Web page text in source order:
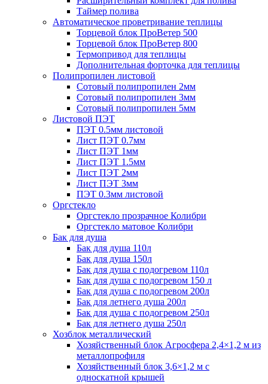
Таймер полива
Автоматическое проветривание теплицы
Торцевой блок ПроВетер 500
Торцевой блок ПроВетер 800
Термопривод для теплицы
Дополнительная форточка для теплицы
Полипропилен листовой
Сотовый полипропилен 2мм
Сотовый полипропилен 3мм
Сотовый полипропилен 5мм
Листовой ПЭТ
ПЭТ 0.5мм листовой
Лист ПЭТ 0.7мм
Лист ПЭТ 1мм
Лист ПЭТ 1.5мм
Лист ПЭТ 2мм
Лист ПЭТ 3мм
ПЭТ 0.3мм листовой
Оргстекло
Оргстекло прозрачное Колибри
Оргстекло матовое Колибри
Бак для душа
Бак для душа 110л
Бак для душа 150л
Бак для душа с подогревом 110л
Бак для душа с подогревом 150 л
Бак для душа с подогревом 200л
Бак для летнего душа 200л
Бак для душа с подогревом 250л
Бак для летнего душа 250л
Хозблок металлический
Хозяйственный блок Агросфера 2,4×1,2 м из
металлопрофиля
Хозяйственный блок 3,6×1,2 м с
односкатной крышей